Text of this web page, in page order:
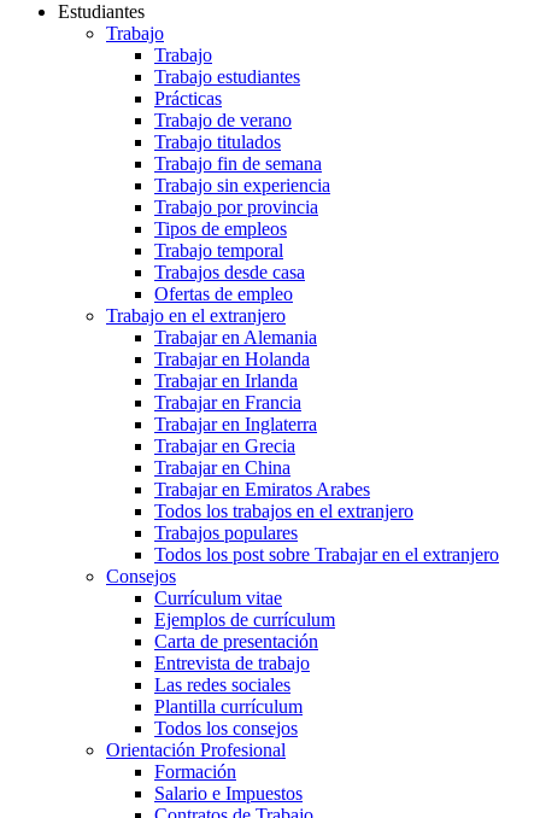
Estudiantes
Trabajo
Trabajo
Trabajo estudiantes
Prácticas
Trabajo de verano
Trabajo titulados
Trabajo fin de semana
Trabajo sin experiencia
Trabajo por provincia
Tipos de empleos
Trabajo temporal
Trabajos desde casa
Ofertas de empleo
Trabajo en el extranjero
Trabajar en Alemania
Trabajar en Holanda
Trabajar en Irlanda
Trabajar en Francia
Trabajar en Inglaterra
Trabajar en Grecia
Trabajar en China
Trabajar en Emiratos Arabes
Todos los trabajos en el extranjero
Trabajos populares
Todos los post sobre Trabajar en el extranjero
Consejos
Currículum vitae
Ejemplos de currículum
Carta de presentación
Entrevista de trabajo
Las redes sociales
Plantilla currículum
Todos los consejos
Orientación Profesional
Formación
Salario e Impuestos